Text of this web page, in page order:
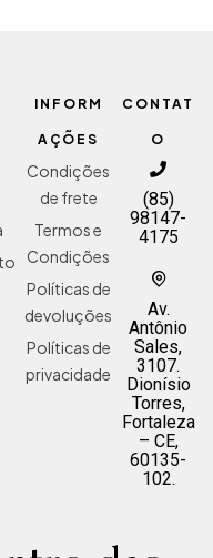
INFORM
AÇÕES
Condições
de frete
Termos e
Condições
Políticas de
devoluções
Políticas de
privacidade
CONTAT
O
(85)
98147-
4175
Av.
Antônio
Sales,
3107.
Dionísio
Torres,
Fortaleza
– CE,
60135-
102.